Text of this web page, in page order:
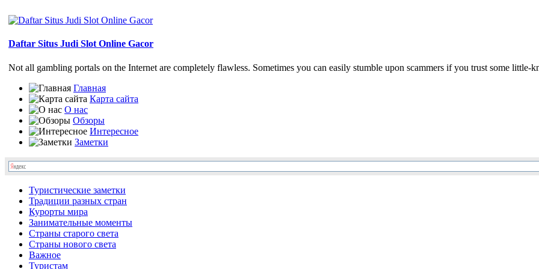
Daftar Situs Judi Slot Online Gacor
Not all gambling portals on the Internet are completely flawless. Sometimes you can easily stumble upon scammers if you trust some little-
Главная
Карта сайта
О нас
Обзоры
Интересное
Заметки
Туристические заметки
Традиции разных стран
Курорты мира
Занимательные моменты
Страны старого света
Страны нового света
Важное
Туристам